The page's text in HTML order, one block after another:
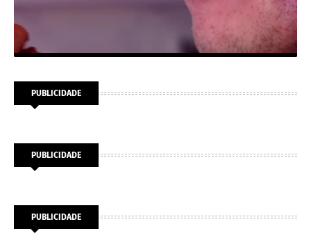
PUBLICIDADE
PUBLICIDADE
PUBLICIDADE